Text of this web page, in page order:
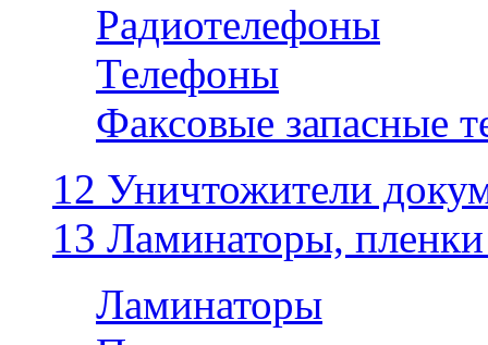
Радиотелефоны
Телефоны
Факсовые запасные
12 Уничтожители
13 Ламинаторы,
Ламинаторы